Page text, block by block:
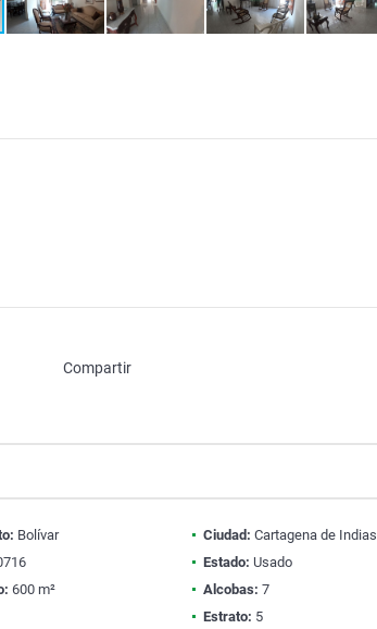
Compartir
Bolívar Ciudad: Cartagena de Indias
Estado: Usado
600 m² Alcobas: 7
Estrato: 5